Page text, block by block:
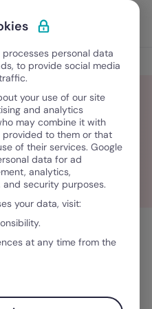
Pedir una demo
processes personal data
to provide social media
your use of our site
and analytics
may combine it with
to them or that
of their services. Google
data for ad
analytics,
and security purposes.
your data, visit:
at any time from the